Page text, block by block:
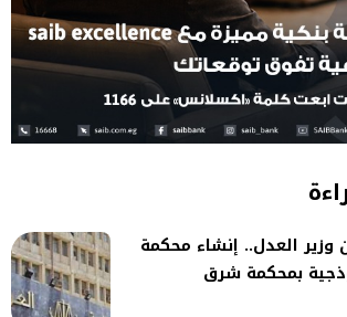
وزير العدل.. إنشاء محكمة
بمحكمة شرق